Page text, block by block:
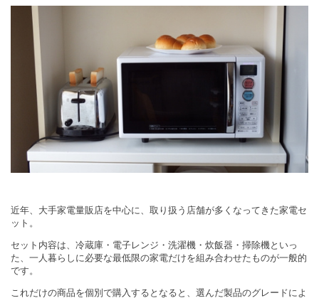
近年、大手家電量販店を中心に、取り扱う店舗が多くなってきた家電セ
ット。
セット内容は、冷蔵庫・電子レンジ・洗濯機・炊飯器・掃除機といっ
た、一人暮らしに必要な最低限の家電だけを組み合わせたものが一般的
です。
これだけの商品を個別で購入するとなると、選んだ製品のグレードによ